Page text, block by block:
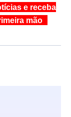
e receba
mão